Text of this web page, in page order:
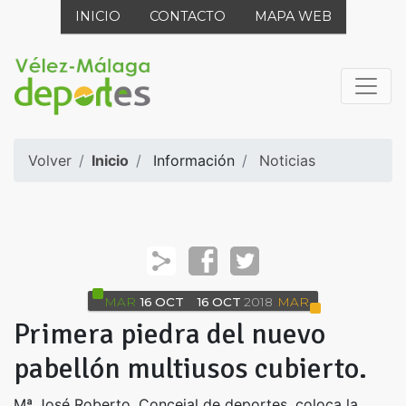
INICIO CONTACTO MAPA WEB
Volver Inicio Información Noticias
MAR 16 OCT 16 OCT 2018 MAR
Primera piedra del nuevo
pabellón multiusos cubierto.